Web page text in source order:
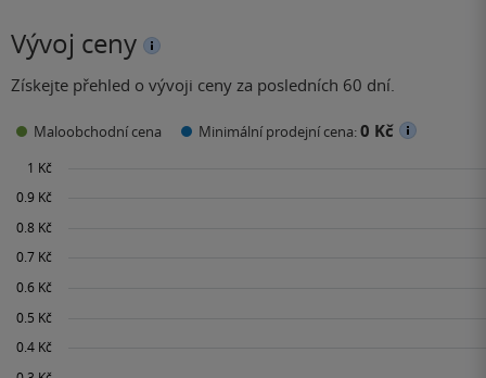
Vývoj ceny
Získejte přehled o vývoji ceny za posledních 60 dní.
Maloobchodní cena Minimální prodejní cena:0 Kč